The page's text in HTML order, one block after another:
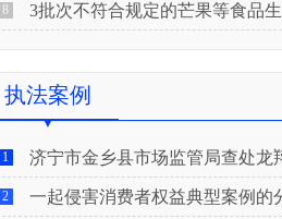
8 3批次不符合规定的芒果等食品生产销售企业被长治市屯留区市场监
执法案例
1 济宁市金乡县市场监管局查处龙翔电料批发部非法销售
2 一起侵害消费者权益典型案例的分